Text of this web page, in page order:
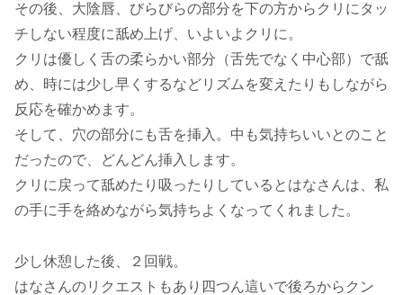
その後、大陰唇、びらびらの部分を下の方からクリにタッ
チしない程度に舐め上げ、いよいよクリに。
クリは優しく舌の柔らかい部分（舌先でなく中心部）で舐
め、時には少し早くするなどリズムを変えたりもしながら
反応を確かめます。
そして、穴の部分にも舌を挿入。中も気持ちいいとのこと
だったので、どんどん挿入します。
クリに戻って舐めたり吸ったりしているとはなさんは、私
の手に手を絡めながら気持ちよくなってくれました。
少し休憩した後、２回戦。
はなさんのリクエストもあり四つん這いで後ろからクン